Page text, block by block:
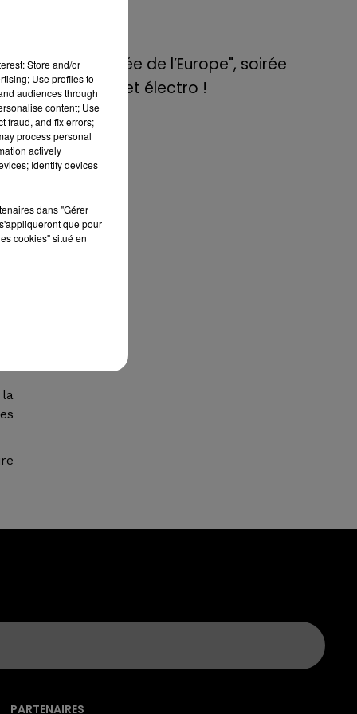
Aix : "Journée de l’Europe", soirée
danse et set électro !
PARTENAIRES
Store and/or
Use profiles to
audiences through
content; Use
fraud, and fix errors;
process personal
actively
Identify devices
dans "Gérer
que pour
cookies" situé en